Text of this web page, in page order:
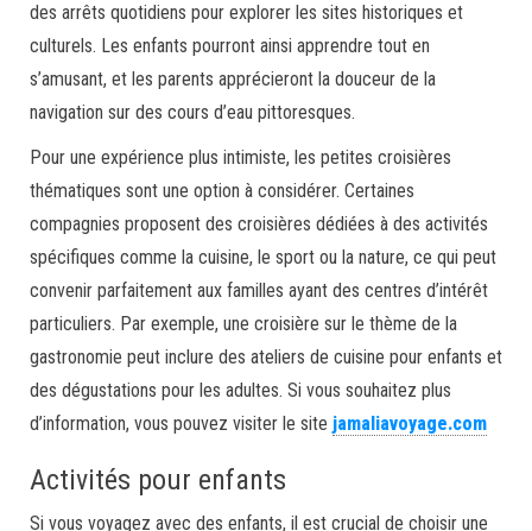
des arrêts quotidiens pour explorer les sites historiques et
culturels. Les enfants pourront ainsi apprendre tout en
s’amusant, et les parents apprécieront la douceur de la
navigation sur des cours d’eau pittoresques.
Pour une expérience plus intimiste, les petites croisières
thématiques sont une option à considérer. Certaines
compagnies proposent des croisières dédiées à des activités
spécifiques comme la cuisine, le sport ou la nature, ce qui peut
convenir parfaitement aux familles ayant des centres d’intérêt
particuliers. Par exemple, une croisière sur le thème de la
gastronomie peut inclure des ateliers de cuisine pour enfants et
des dégustations pour les adultes. Si vous souhaitez plus
d’information, vous pouvez visiter le site jamaliavoyage.com
Activités pour enfants
Si vous voyagez avec des enfants, il est crucial de choisir une